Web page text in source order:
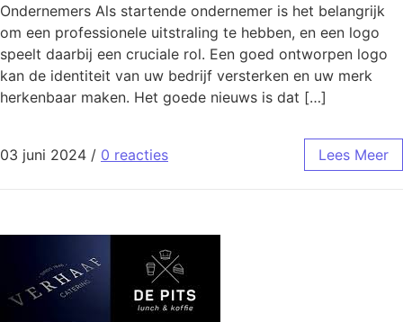
Ondernemers Als startende ondernemer is het belangrijk
om een professionele uitstraling te hebben, en een logo
speelt daarbij een cruciale rol. Een goed ontworpen logo
kan de identiteit van uw bedrijf versterken en uw merk
herkenbaar maken. Het goede nieuws is dat […]
03 juni 2024 / 0 reacties Lees Meer